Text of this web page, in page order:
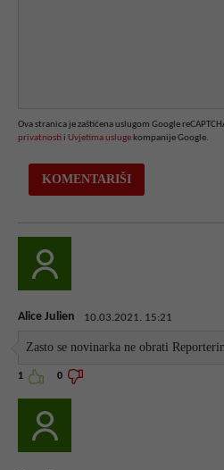
Ova stranica je zaštićena uslugom Google
privatnosti i Uvjetima usluge kompanije Google.
Alice Julien 10.03.2021. 15:21
Zasto se novinarka ne obrati
1 0